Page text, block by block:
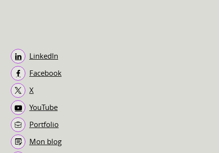
LinkedIn
Facebook
X
YouTube
Portfolio
Mon blog